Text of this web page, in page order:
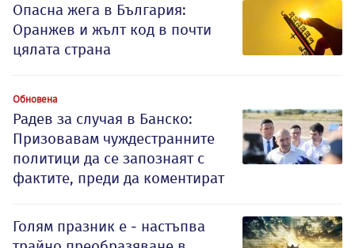
Опасна жега в България:
Оранжев и жълт код в почти
цялата страна
Обновена
Радев за случая в Банско:
Призовавам чуждестранните
политици да се запознаят с
фактите, преди да коментират
Голям празник е - настъпва